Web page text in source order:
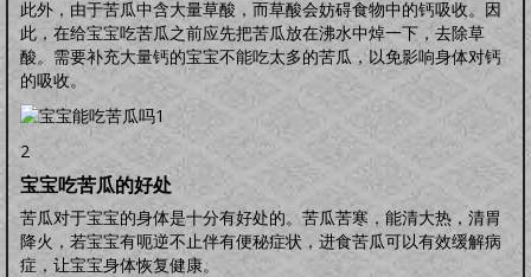
先天根基
怀孕前 怀孕期 分娩期 产后期
婴幼卫保
健康教育 家居卫生 保健常识 婴幼健康 护理卫生
日常除菌
日常消毒
此外，由于苦瓜中含大量草酸，而草酸会妨碍食物中的钙吸收。因
此，在给宝宝吃苦瓜之前应先把苦瓜放在沸水中焯一下，去除草
酸。需要补充大量钙的宝宝不能吃太多的苦瓜，以免影响身体对钙
的吸收。
2
宝宝吃苦瓜的好处
苦瓜对于宝宝的身体是十分有好处的。苦瓜苦寒，能清大热，清胃
降火，若宝宝有呃逆不止伴有便秘症状，进食苦瓜可以有效缓解病
症，让宝宝身体恢复健康。